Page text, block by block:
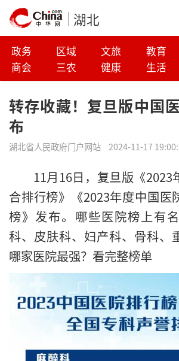
湖北
政务 区域 文旅 教育
商会
三农 健康 生活
转存收藏！复旦版中国
布
湖北省人民政府门户网站 2024-11-17
11月16日，复旦版《2023
合排行榜》《2023年度中国医
榜》发布。哪些医院榜上有
科、皮肤科、妇产科、骨科
哪家医院最强？看完整榜单